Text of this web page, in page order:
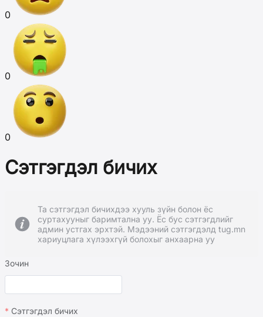
0
0
0
Сэтгэгдэл бичих
Та сэтгэгдэл бичихдээ хууль зүйн болон ёс
суртахууныг баримтална уу. Ёс бус сэтгэгдлийг
админ устгах эрхтэй. Мэдээний сэтгэгдэлд tug.mn
хариуцлага хүлээхгүй болохыг анхаарна уу
Зочин
Сэтгэгдэл бичих